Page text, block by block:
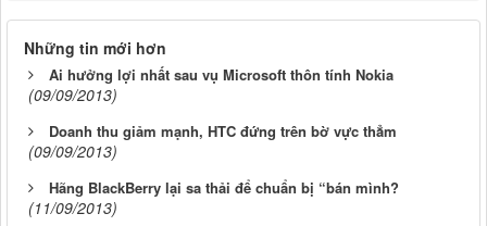
Những tin mới hơn
Ai hưởng lợi nhất sau vụ Microsoft thôn tính Nokia
(09/09/2013)
Doanh thu giảm mạnh, HTC đứng trên bờ vực thẳm
(09/09/2013)
Hãng BlackBerry lại sa thải để chuẩn bị “bán mình?
(11/09/2013)